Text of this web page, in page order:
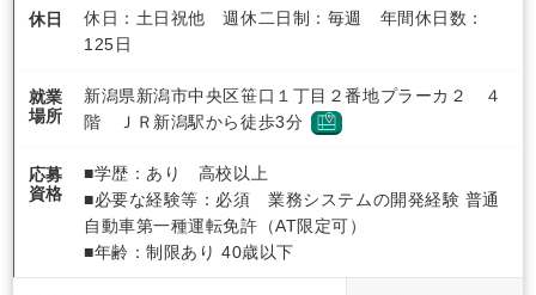
休日
休日：土日祝他 週休二日制：毎週 年間休日数：
125日
就業
場所
新潟県新潟市中央区笹口１丁目２番地プラーカ２ ４
階 ＪＲ新潟駅から徒歩3分
応募
資格
■学歴：あり 高校以上
■必要な経験等：必須 業務システムの開発経験 普通
自動車第一種運転免許（AT限定可）
■年齢：制限あり 40歳以下